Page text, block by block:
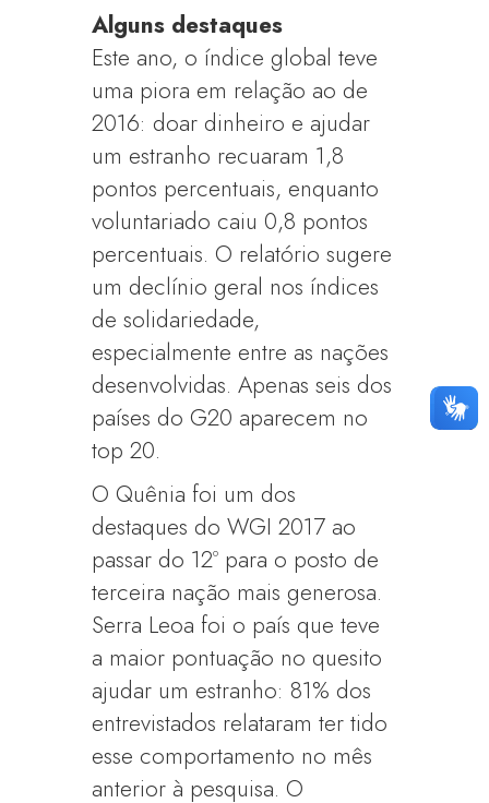
Alguns destaques
Este ano, o índice global teve
uma piora em relação ao de
2016: doar dinheiro e ajudar
um estranho recuaram 1,8
pontos percentuais, enquanto
voluntariado caiu 0,8 pontos
percentuais. O relatório sugere
um declínio geral nos índices
de solidariedade,
especialmente entre as nações
desenvolvidas. Apenas seis dos
países do G20 aparecem no
top 20.
O Quênia foi um dos
destaques do WGI 2017 ao
passar do 12º para o posto de
terceira nação mais generosa.
Serra Leoa foi o país que teve
a maior pontuação no quesito
ajudar um estranho: 81% dos
entrevistados relataram ter tido
esse comportamento no mês
anterior à pesquisa. O